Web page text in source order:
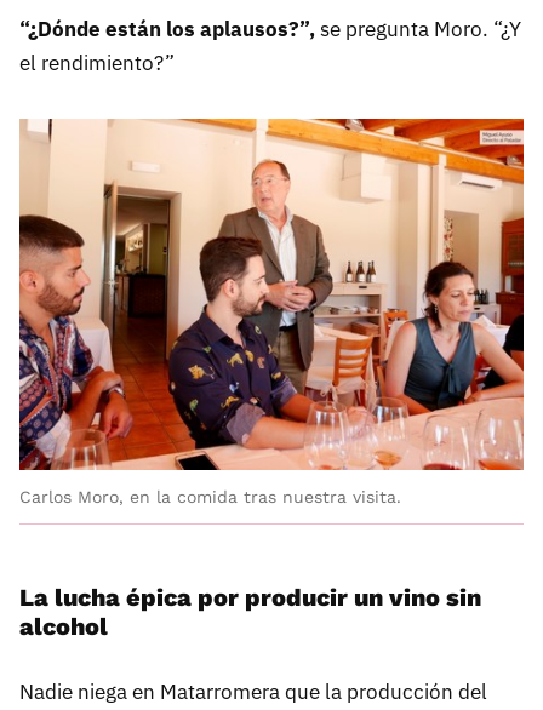
“¿Dónde están los aplausos?”,se pregunta Moro. “¿Y
el rendimiento?”
Carlos Moro, en la comida tras nuestra visita.
La lucha épica por producir un vino sin
alcohol
Nadie niega en Matarromera que la producción del